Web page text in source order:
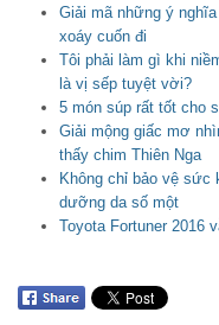
Giải mã những ý
xoáy cuốn đi
Tôi phải làm gì khi
là vị sếp tuyệt vời?
5 món súp rất tốt cho
Giải mộng giấc mơ
thấy chim Thiên Nga
Không chỉ bảo vệ sức
dưỡng da số một
Toyota Fortuner 2016